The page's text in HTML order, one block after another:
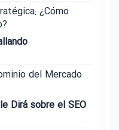
¿Cómo
del Mercado
Dirá sobre el SEO